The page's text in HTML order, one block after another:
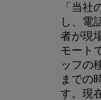
「当社
し、電
者が現
モート
ッフの
までの
す。現